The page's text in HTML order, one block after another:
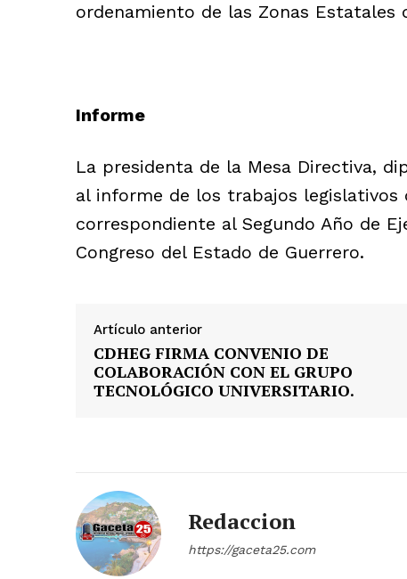
ordenamiento de las Zonas
Informe
La presidenta de la Mesa Directiva,
al informe de los trabajos legislativos
correspondiente al Segundo Año de
Congreso del Estado de Guerrero.
Artículo anterior
CDHEG FIRMA CONVENIO DE
COLABORACIÓN CON EL GRUPO
TECNOLÓGICO UNIVERSITARIO.
Redaccion
https://gaceta25.com